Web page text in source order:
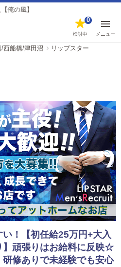
】
検討中
0
メニュー
/西船橋/津田沼 リップスター
！【初任給25万円+大入
】頑張りはお給料に反映☆
修ありで未経験でも安心